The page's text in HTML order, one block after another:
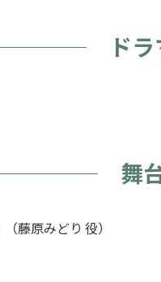
ド
舞
（藤原みどり 役）